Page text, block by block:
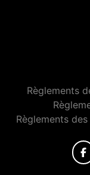
Règlements
Règlements